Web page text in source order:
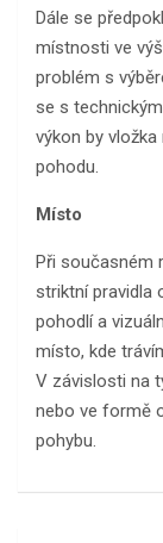
Dále se
místnosti ve
problém s
se s
výkon by
pohodu.
Místo
Při současném
striktní pravidla
pohodlí a
místo, kde
V závislosti na
nebo ve formě
pohybu.